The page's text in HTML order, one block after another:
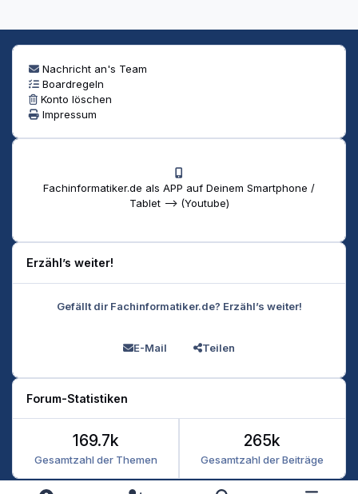
Nachricht an's Team
Boardregeln
Konto löschen
Impressum
Fachinformatiker.de als APP auf Deinem Smartphone /
Tablet --> (Youtube)
Erzähl’s weiter!
Gefällt dir Fachinformatiker.de? Erzähl’s weiter!
E-Mail Teilen
Forum-Statistiken
Gesamtzahl der Themen
169.7k
Gesamtzahl der Beiträge
265k